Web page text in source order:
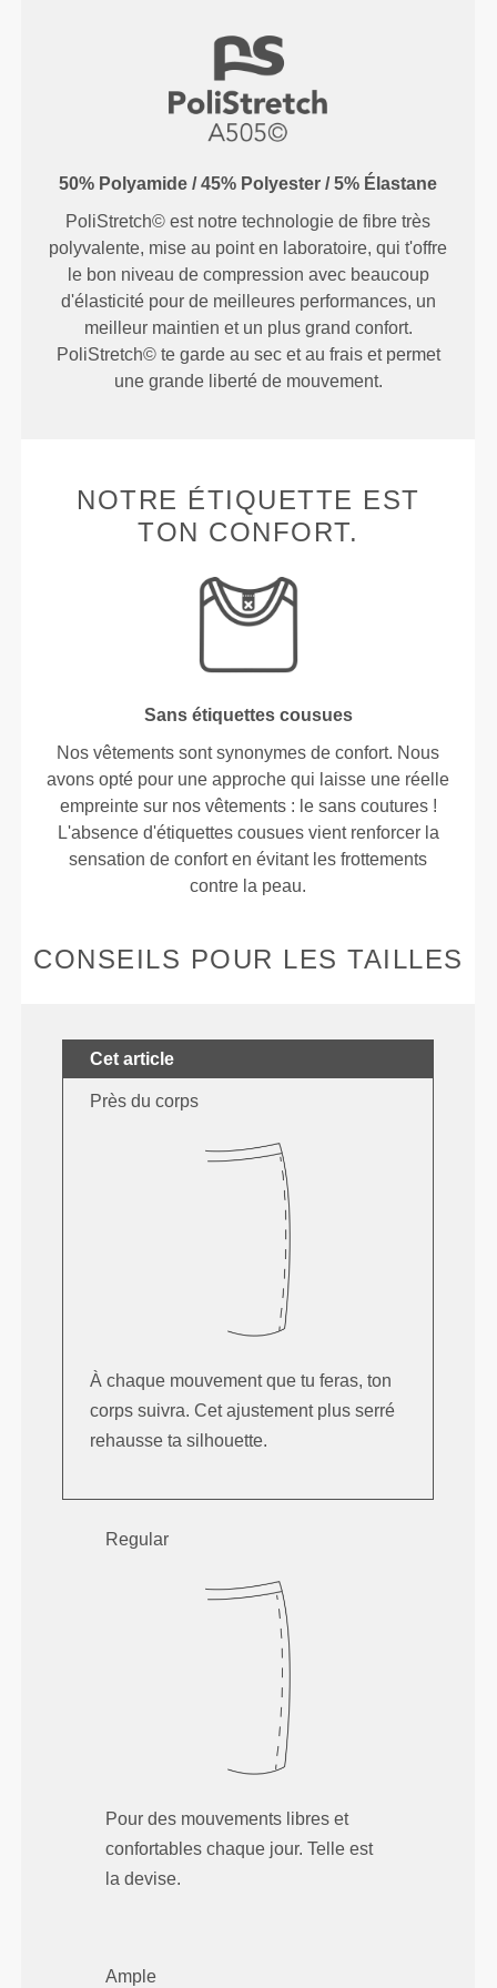
50% Polyamide / 45% Polyester / 5% Élastane
PoliStretch© est notre technologie de fibre très
polyvalente, mise au point en laboratoire, qui t'offre
le bon niveau de compression avec beaucoup
d'élasticité pour de meilleures performances, un
meilleur maintien et un plus grand confort.
PoliStretch© te garde au sec et au frais et permet
une grande liberté de mouvement.
NOTRE ÉTIQUETTE EST
TON CONFORT.
Sans étiquettes cousues
Nos vêtements sont synonymes de confort. Nous
avons opté pour une approche qui laisse une réelle
empreinte sur nos vêtements : le sans coutures !
L'absence d'étiquettes cousues vient renforcer la
sensation de confort en évitant les frottements
contre la peau.
CONSEILS POUR LES TAILLES
Cet article
Près du corps
À chaque mouvement que tu feras, ton
corps suivra. Cet ajustement plus serré
rehausse ta silhouette.
Regular
Pour des mouvements libres et
confortables chaque jour. Telle est
la devise.
Ample